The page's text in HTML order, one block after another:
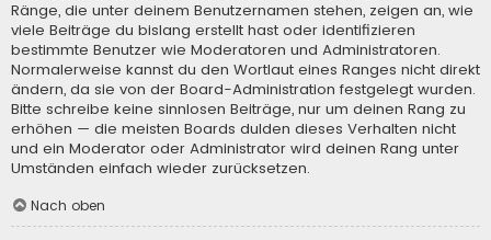
Ränge, die unter deinem Benutzernamen stehen, zeigen an, wie
viele Beiträge du bislang erstellt hast oder identifizieren
bestimmte Benutzer wie Moderatoren und Administratoren.
Normalerweise kannst du den Wortlaut eines Ranges nicht direkt
ändern, da sie von der Board-Administration festgelegt wurden.
Bitte schreibe keine sinnlosen Beiträge, nur um deinen Rang zu
erhöhen — die meisten Boards dulden dieses Verhalten nicht
und ein Moderator oder Administrator wird deinen Rang unter
Umständen einfach wieder zurücksetzen.
Nach oben